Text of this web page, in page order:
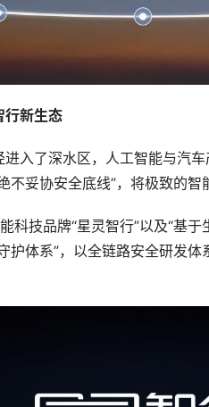
行新生态
入了深水区，人工智能与汽
不妥协安全底线”，将极致的智
科技品牌“星灵智行”以及“基
护体系”，以全链路安全研发